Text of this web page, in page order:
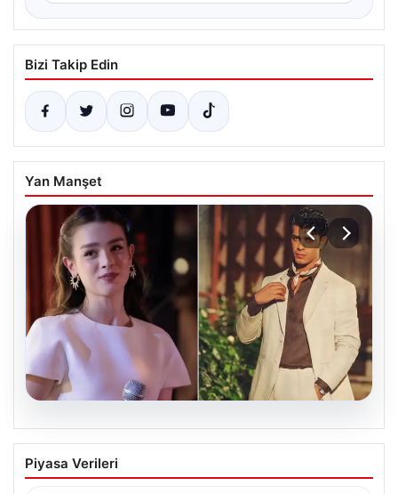
Bizi Takip Edin
Yan Manşet
‘Yeraltı’ dizisinde şok olay! Babası suç
duyurusunda bulundu: ‘Kızımla reşit
Piyasa Verileri